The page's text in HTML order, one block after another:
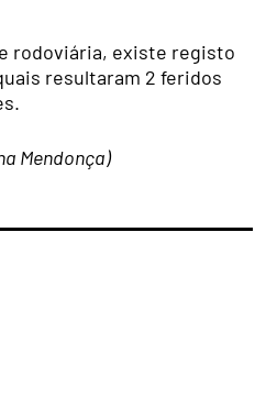
rodoviária, existe registo
resultaram 2 feridos
Mendonça)